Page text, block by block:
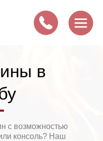
в
с возможностью
консоль? Наш